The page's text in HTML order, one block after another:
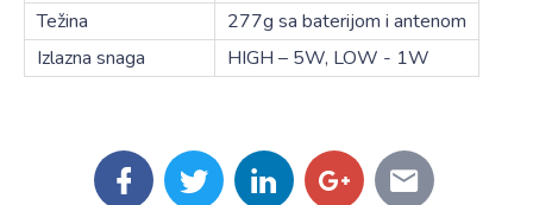
Težina
277g sa baterijom i antenom
Izlazna snaga
HIGH – 5W, LOW - 1W